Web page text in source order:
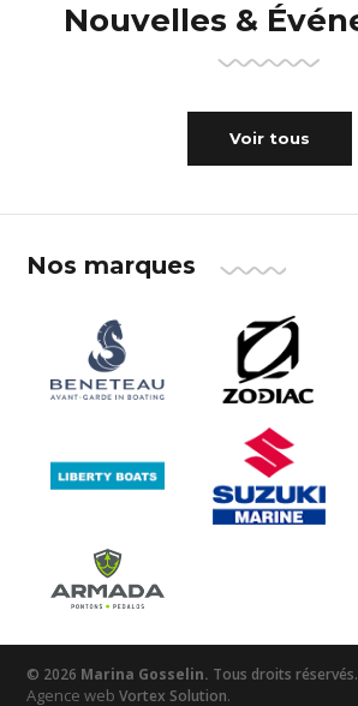
Nouvelles &
Voir tous
Nos marques
© 2026 Marina Gosselin. Tous droits réservés.
Agence webVortex Solution.